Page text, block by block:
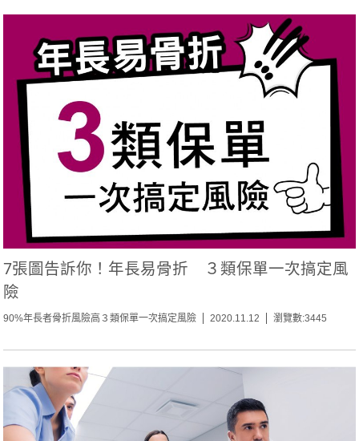
7張圖告訴你！年長易骨折 ３類保單一次搞定風
險
90%年長者骨折風險高３類保單一次搞定風險 2020.11.12 瀏覽數:3445